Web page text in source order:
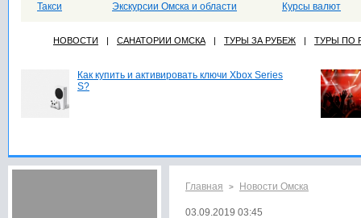
Такси
Экскурсии Омска и области
Курсы валют
НОВОСТИ | САНАТОРИИ ОМСКА | ТУРЫ ЗА РУБЕЖ | ТУРЫ ПО
Как купить и активировать ключи Xbox Series
S?
Главная > Новости Омска
03.09.2019 03:45